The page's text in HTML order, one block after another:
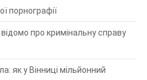
порнографії
про кримінальну справу
як у Вінниці мільйонний